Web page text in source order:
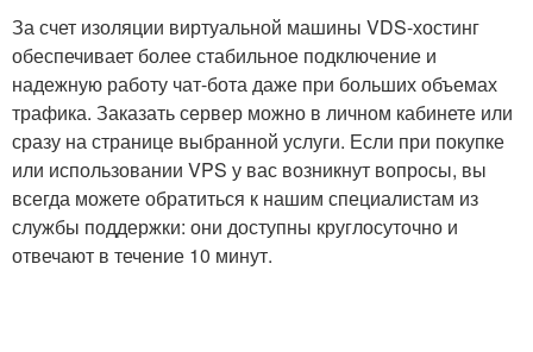
За счет изоляции виртуальной машины VDS-хостинг
обеспечивает более стабильное подключение и
надежную работу чат-бота даже при больших объемах
трафика. Заказать сервер можно в личном кабинете или
сразу на странице выбранной услуги. Если при покупке
или использовании VPS у вас возникнут вопросы, вы
всегда можете обратиться к нашим специалистам из
службы поддержки: они доступны круглосуточно и
отвечают в течение 10 минут.